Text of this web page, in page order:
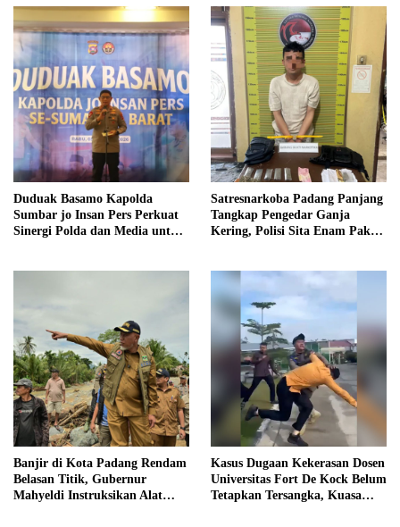
Duduak Basamo Kapolda
Sumbar jo Insan Pers Perkuat
Sinergi Polda dan Media untuk
Satresnarkoba Padang Panjang
Tangkap Pengedar Ganja
Kering, Polisi Sita Enam Paket
Banjir di Kota Padang Rendam
Belasan Titik, Gubernur
Mahyeldi Instruksikan Alat
Kasus Dugaan Kekerasan Dosen
Universitas Fort De Kock Belum
Tetapkan Tersangka, Kuasa